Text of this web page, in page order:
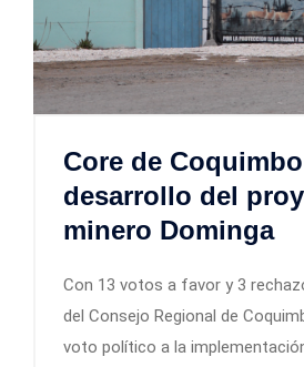
Core de
desarrollo del
minero Dominga
Con 13 votos a favor y 3
del Consejo Regional de
voto político a la